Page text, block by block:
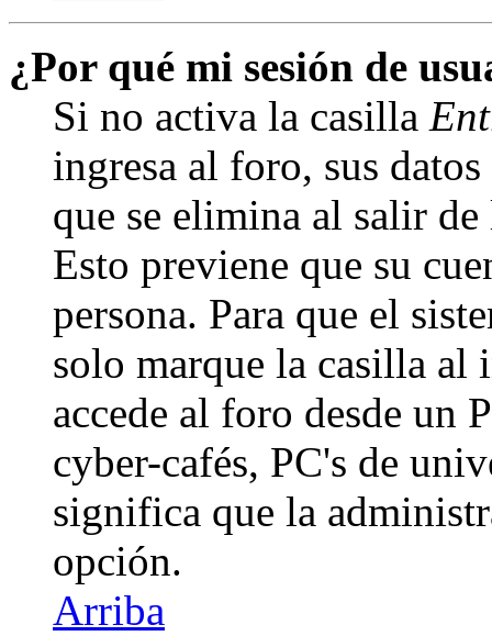
¿Por qué mi sesión de
Si no activa la casilla
ingresa al foro, sus
que se elimina al salir
Esto previene que su
persona. Para que el
solo marque la casilla al
accede al foro desde un
cyber-cafés, PC's de
significa que la
opción.
Arriba